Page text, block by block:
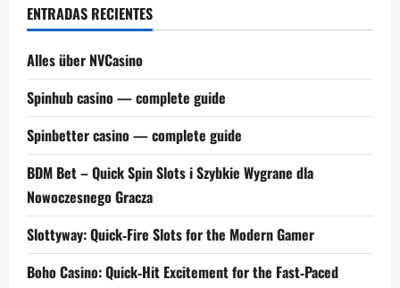
ENTRADAS RECIENTES
Alles über NVCasino
Spinhub casino — complete guide
Spinbetter casino — complete guide
BDM Bet – Quick Spin Slots i Szybkie Wygrane dla
Nowoczesnego Gracza
Slottyway: Quick‑Fire Slots for the Modern Gamer
Boho Casino: Quick‑Hit Excitement for the Fast‑Paced